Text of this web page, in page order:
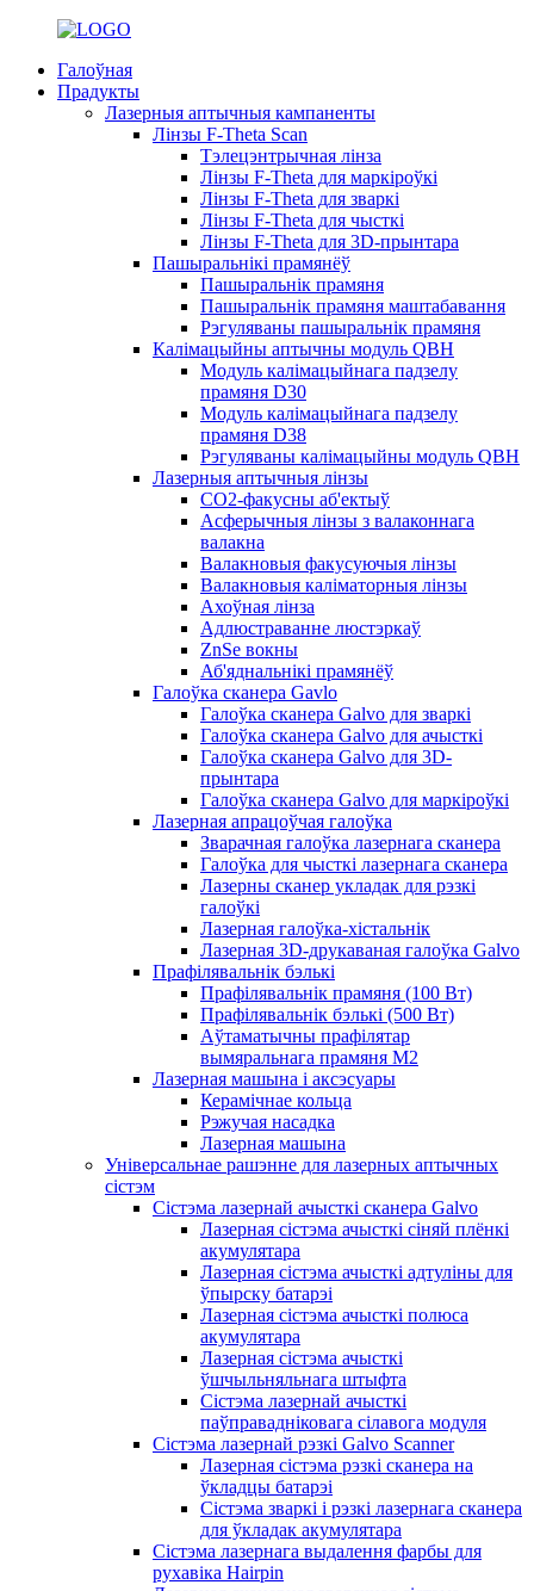
Галоўная
Прадукты
Лазерныя аптычныя кампаненты
Лінзы F-Theta Scan
Тэлецэнтрычная лінза
Лінзы F-Theta для маркіроўкі
Лінзы F-Theta для зваркі
Лінзы F-Theta для чысткі
Лінзы F-Theta для 3D-прынтара
Пашыральнікі прамянёў
Пашыральнік прамяня
Пашыральнік прамяня маштабавання
Рэгуляваны пашыральнік прамяня
Калімацыйны аптычны модуль QBH
Модуль калімацыйнага падзелу
прамяня D30
Модуль калімацыйнага падзелу
прамяня D38
Рэгуляваны калімацыйны модуль QBH
Лазерныя аптычныя лінзы
CO2-факусны аб'ектыў
Асферычныя лінзы з валаконнага
валакна
Валакновыя факусуючыя лінзы
Валакновыя каліматорныя лінзы
Ахоўная лінза
Адлюстраванне люстэркаў
ZnSe вокны
Аб'яднальнікі прамянёў
Галоўка сканера Gavlo
Галоўка сканера Galvo для зваркі
Галоўка сканера Galvo для ачысткі
Галоўка сканера Galvo для 3D-
прынтара
Галоўка сканера Galvo для маркіроўкі
Лазерная апрацоўчая галоўка
Зварачная галоўка лазернага сканера
Галоўка для чысткі лазернага сканера
Лазерны сканер укладак для рэзкі
галоўкі
Лазерная галоўка-хістальнік
Лазерная 3D-друкаваная галоўка Galvo
Прафілявальнік бэлькі
Прафілявальнік прамяня (100 Вт)
Прафілявальнік бэлькі (500 Вт)
Аўтаматычны прафілятар
вымяральнага прамяня M2
Лазерная машына і аксэсуары
Керамічнае кольца
Рэжучая насадка
Лазерная машына
Універсальнае рашэнне для лазерных аптычных
сістэм
Сістэма лазернай ачысткі сканера Galvo
Лазерная сістэма ачысткі сіняй плёнкі
акумулятара
Лазерная сістэма ачысткі адтуліны для
ўпырску батарэі
Лазерная сістэма ачысткі полюса
акумулятара
Лазерная сістэма ачысткі
ўшчыльняльнага штыфта
Сістэма лазернай ачысткі
паўправадніковага сілавога модуля
Сістэма лазернай рэзкі Galvo Scanner
Лазерная сістэма рэзкі сканера на
ўкладцы батарэі
Сістэма зваркі і рэзкі лазернага сканера
для ўкладак акумулятара
Сістэма лазернага выдалення фарбы для
рухавіка Hairpin